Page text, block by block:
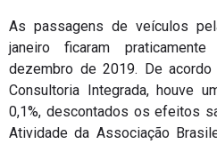
As passagens de veículos
janeiro ficaram
dezembro de 2019. De
Consultoria Integrada, houve
0,1%, descontados os efeitos
Atividade da Associação